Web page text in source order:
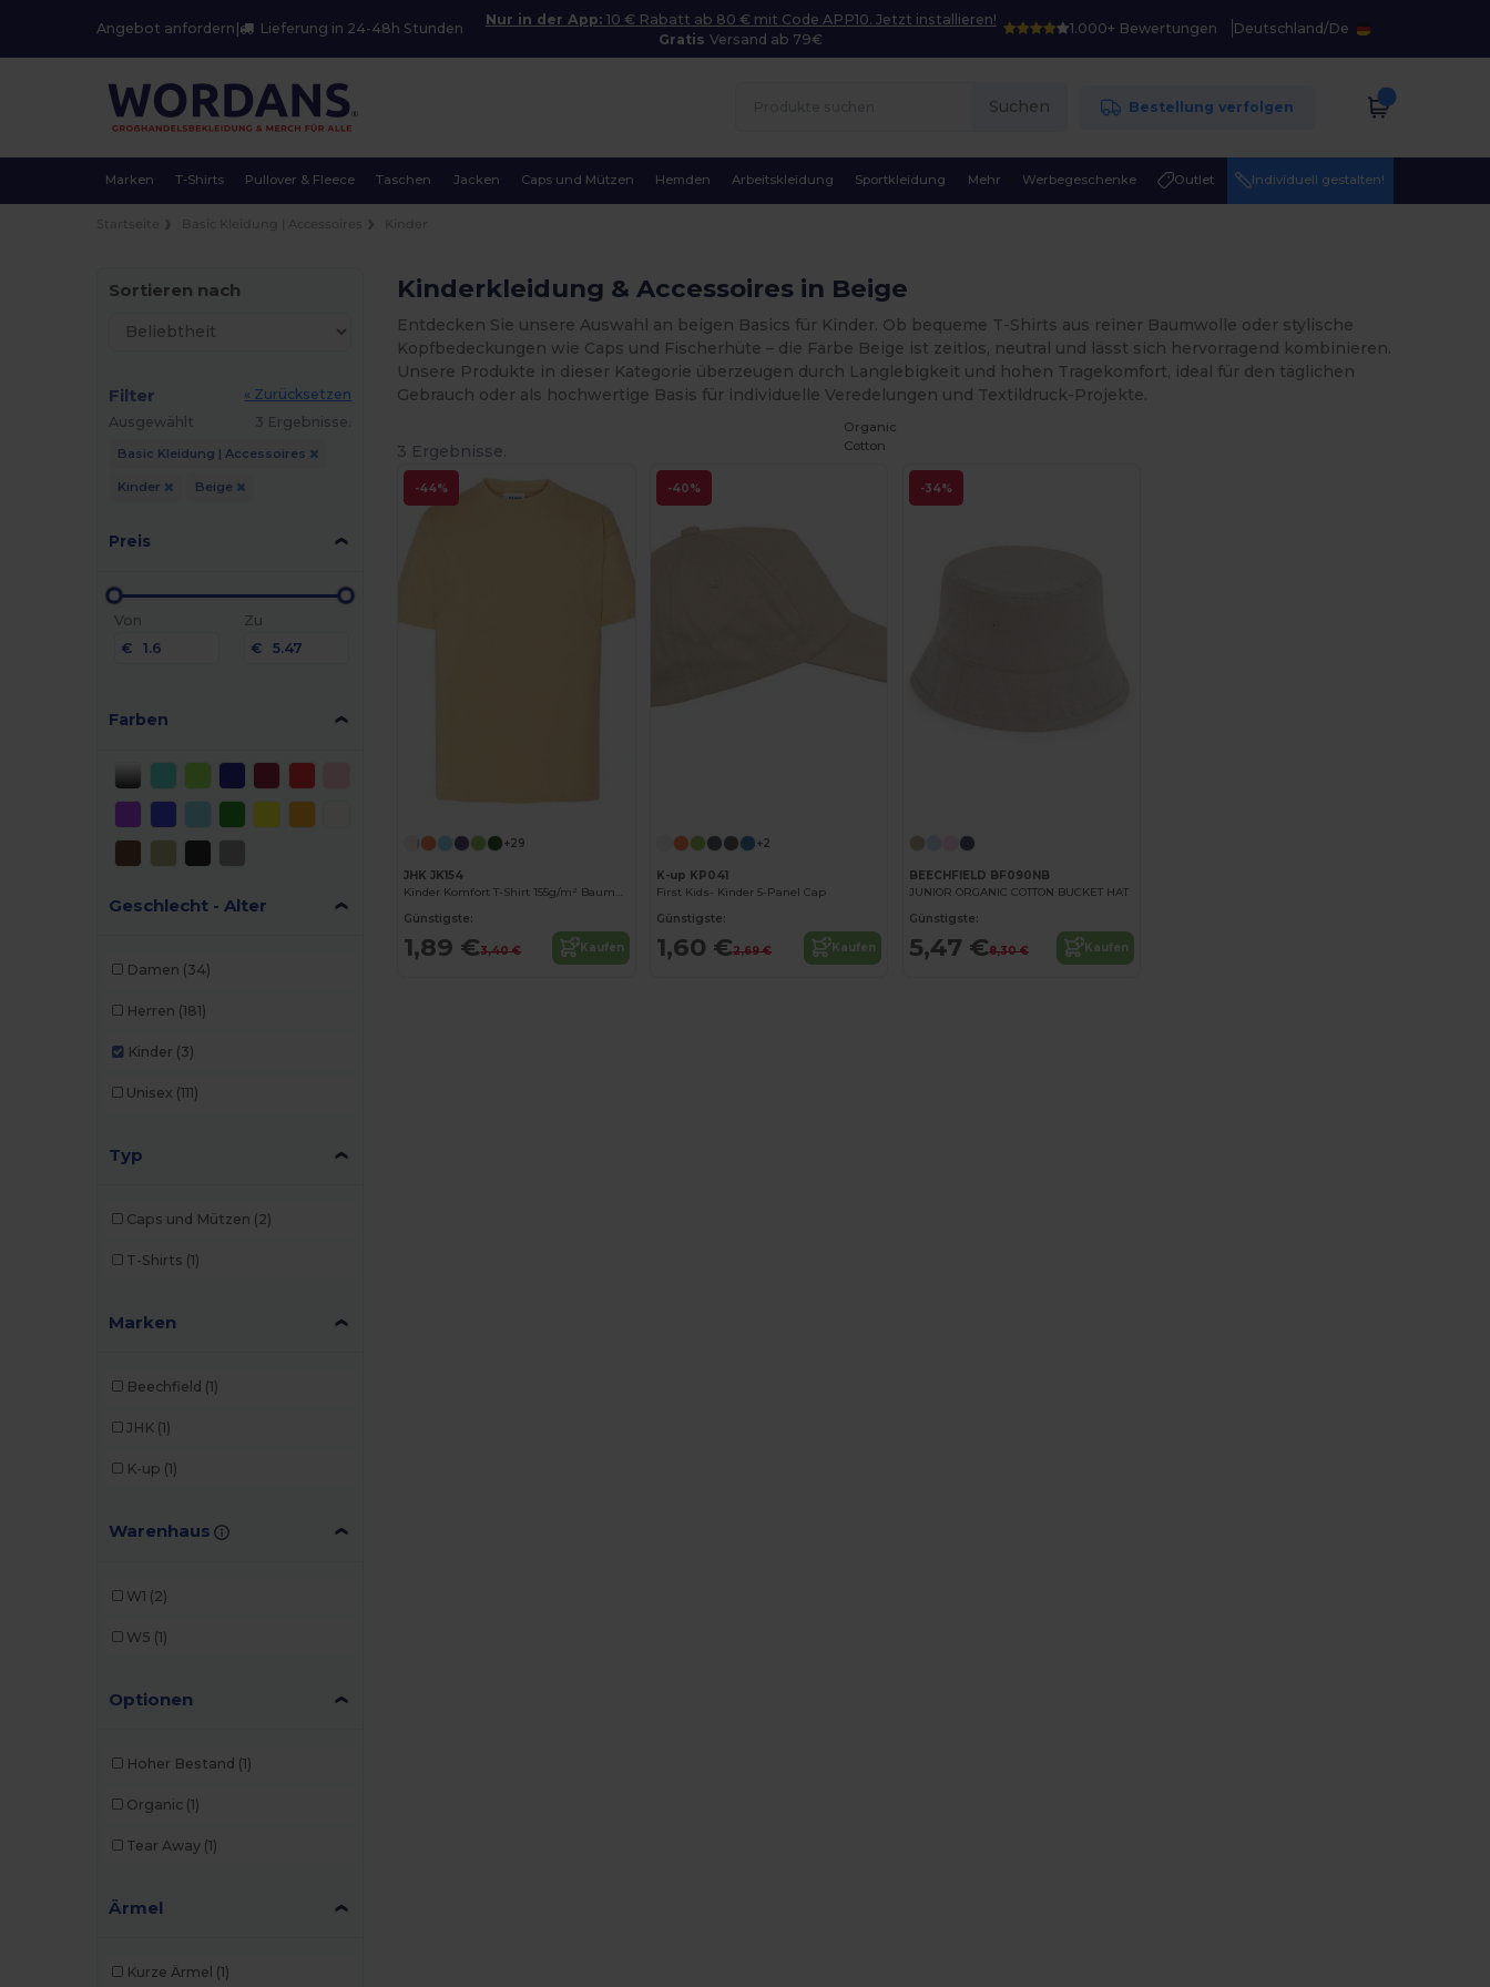
Angebot anfordern Lieferung in 24-48h Stunden
Nur in der App: 10 € Rabatt ab 80 € mit Code APP10. Jetzt installieren!
GratisVersand ab 79€
1.000+ Bewertungen Deutschland/De
Suchen Bestellung verfolgen
Marken T-Shirts Pullover & Fleece Taschen Jacken Caps und Mützen Hemden Arbeitskleidung Sportkleidung Mehr Werbegeschenke Outlet Individuell gestalten!
Sortieren nach
Filter
« Zurücksetzen
Ausgewählt
3 Ergebnisse.
Basic Kleidung | Accessoires
Kinder Beige
Preis
Von
€
Zu
€
Farben
Geschlecht - Alter
Damen (34)
Herren (181)
Kinder (3)
Unisex (111)
Typ
Caps und Mützen (2)
T-Shirts (1)
Marken
Beechfield (1)
JHK (1)
K-up (1)
Warenhaus
W1 (2)
W5 (1)
Optionen
Hoher Bestand (1)
Organic (1)
Tear Away (1)
Ärmel
Kurze Ärmel (1)
Kinderkleidung & Accessoires in Beige
Entdecken Sie unsere Auswahl an beigen Basics für Kinder. Ob bequeme T-Shirts aus reiner Baumwolle oder stylische
Kopfbedeckungen wie Caps und Fischerhüte – die Farbe Beige ist zeitlos, neutral und lässt sich hervorragend kombinieren.
Unsere Produkte in dieser Kategorie überzeugen durch Langlebigkeit und hohen Tragekomfort, ideal für den täglichen
Gebrauch oder als hochwertige Basis für individuelle Veredelungen und Textildruck-Projekte.
3 Ergebnisse.
-44%
+29
JHK JK154
Kinder Komfort T-Shirt 155g/m² Baumwolle
Günstigste:
1,89 €3,40 € Kaufen
-40%
+2
K-up KP041
First Kids- Kinder 5-Panel Cap
Günstigste:
1,60 €2,69 € Kaufen
-34%
Organic
Cotton
BEECHFIELD BF090NB
JUNIOR ORGANIC COTTON BUCKET HAT
Günstigste:
5,47 €8,30 € Kaufen